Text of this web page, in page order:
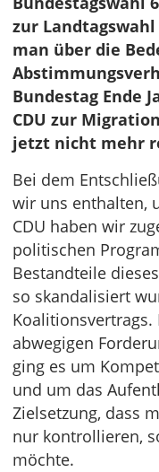
zur
man über die
Bundestag Ende
CDU zur
jetzt nicht mehr
Bei dem
wir uns enthalten,
CDU haben wir
politischen
Bestandteile
so skandalisiert
abwegigen
ging es um
und um das
Zielsetzung, dass
nur kontrollieren,
möchte.